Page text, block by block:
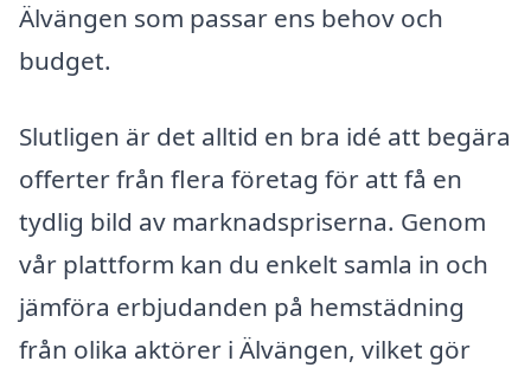
Älvängen som passar ens behov och
budget.
Slutligen är det alltid en bra idé att begära
offerter från flera företag för att få en
tydlig bild av marknadspriserna. Genom
vår plattform kan du enkelt samla in och
jämföra erbjudanden på hemstädning
från olika aktörer i Älvängen, vilket gör